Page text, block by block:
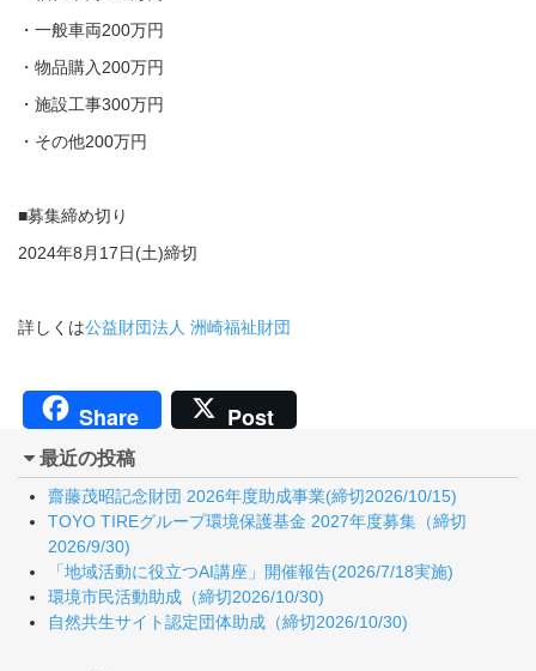
・一般車両200万円
・物品購入200万円
・施設工事300万円
・その他200万円
■募集締め切り
2024年8月17日(土)締切
詳しくは公益財団法人 洲崎福祉財団
Share Post
最近の投稿
齋藤茂昭記念財団 2026年度助成事業(締切2026/10/15)
TOYO TIREグループ環境保護基金 2027年度募集（締切
2026/9/30)
「地域活動に役立つAI講座」開催報告(2026/7/18実施)
環境市民活動助成（締切2026/10/30)
自然共生サイト認定団体助成（締切2026/10/30)